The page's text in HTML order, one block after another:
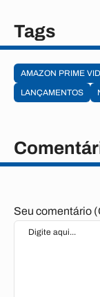
Tags
AMAZON PRIME
LANÇAMENTOS
Seu comentário